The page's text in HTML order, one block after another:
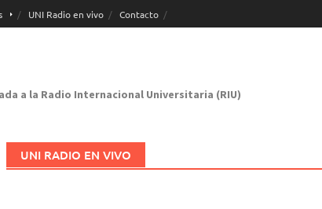
UNI Radio en vivo Contacto
a la Radio Internacional Universitaria (RIU)
UNI RADIO EN VIVO